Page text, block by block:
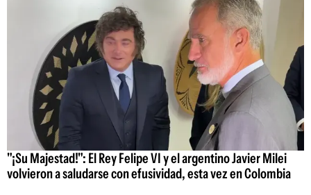
"¡Su Majestad!": El Rey Felipe VI y el argentino Javier Milei
volvieron a saludarse con efusividad, esta vez en Colombia